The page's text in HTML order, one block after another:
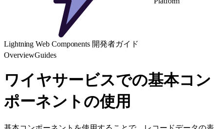
Lightning Web Components 開発者ガイド
OverviewGuides
ワイヤサービスでの基本コン
ポーネントの使用